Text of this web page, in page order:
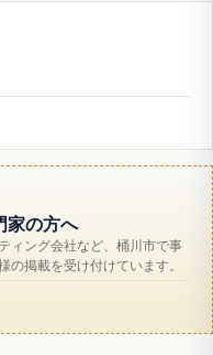
家の方へ
ィング会社など、桶川市で事
掲載を受け付けています。